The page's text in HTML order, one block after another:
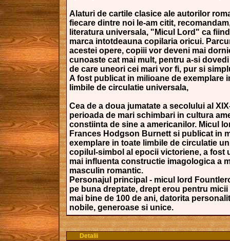
Alaturi de cartile clasice ale autorilor
fiecare dintre noi le-am citit,
literatura universala, "Micul Lord" ca
marca intotdeauna copilaria oricui.
acestei opere, copiii vor deveni mai
cunoaste cat mai mult, pentru a-si
de care uneori cei mari vor fi, pur si
A fost publicat in milioane de exemplare
limbile de circulatie universala,
Cea de a doua jumatate a secolului al
perioada de mari schimbari in cultura
constiinta de sine a americanilor. Micul
Frances Hodgson Burnett si publicat in
exemplare in toate limbile de circulatie
copilul-simbol al epocii victoriene, a fost
mai influenta constructie imagologica a
masculin romantic.
Personajul principal - micul lord
pe buna dreptate, drept erou pentru
mai bine de 100 de ani, datorita
nobile, generoase si unice.
Detalii